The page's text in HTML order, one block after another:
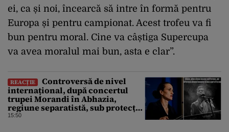
ei, ca și noi, încearcă să intre în formă pentru
Europa și pentru campionat. Acest trofeu va fi
bun pentru moral. Cine va câștiga Supercupa
va avea moralul mai bun, asta e clar”.
REACȚIE
Controversă de nivel
internațional, după concertul
trupei Morandi în Abhazia,
regiune separatistă, sub protecția
Rusiei
15:50